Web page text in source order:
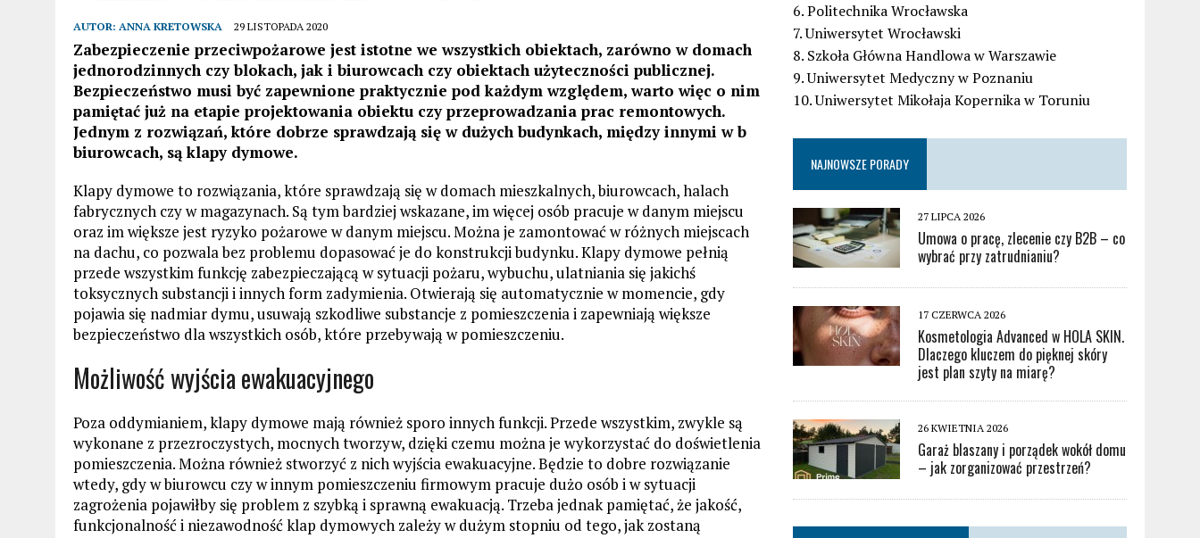
AUTOR: ANNA KRETOWSKA 29 LISTOPADA 2020
Zabezpieczenie przeciwpożarowe jest istotne we wszystkich obiektach, zarówno w domach
jednorodzinnych czy blokach, jak i biurowcach czy obiektach użyteczności publicznej.
Bezpieczeństwo musi być zapewnione praktycznie pod każdym względem, warto więc o nim
pamiętać już na etapie projektowania obiektu czy przeprowadzania prac remontowych.
Jednym z rozwiązań, które dobrze sprawdzają się w dużych budynkach, między innymi w b
biurowcach, są klapy dymowe.
Klapy dymowe to rozwiązania, które sprawdzają się w domach mieszkalnych, biurowcach, halach
fabrycznych czy w magazynach. Są tym bardziej wskazane, im więcej osób pracuje w danym miejscu
oraz im większe jest ryzyko pożarowe w danym miejscu. Można je zamontować w różnych miejscach
na dachu, co pozwala bez problemu dopasować je do konstrukcji budynku. Klapy dymowe pełnią
przede wszystkim funkcję zabezpieczającą w sytuacji pożaru, wybuchu, ulatniania się jakichś
toksycznych substancji i innych form zadymienia. Otwierają się automatycznie w momencie, gdy
pojawia się nadmiar dymu, usuwają szkodliwe substancje z pomieszczenia i zapewniają większe
bezpieczeństwo dla wszystkich osób, które przebywają w pomieszczeniu.
Możliwość wyjścia ewakuacyjnego
Poza oddymianiem, klapy dymowe mają również sporo innych funkcji. Przede wszystkim, zwykle są
wykonane z przezroczystych, mocnych tworzyw, dzięki czemu można je wykorzystać do doświetlenia
pomieszczenia. Można również stworzyć z nich wyjścia ewakuacyjne. Będzie to dobre rozwiązanie
wtedy, gdy w biurowcu czy w innym pomieszczeniu firmowym pracuje dużo osób i w sytuacji
zagrożenia pojawiłby się problem z szybką i sprawną ewakuacją. Trzeba jednak pamiętać, że jakość,
funkcjonalność i niezawodność klap dymowych zależy w dużym stopniu od tego, jak zostaną
6. Politechnika Wrocławska
7. Uniwersytet Wrocławski
8. Szkoła Główna Handlowa w Warszawie
9. Uniwersytet Medyczny w Poznaniu
10. Uniwersytet Mikołaja Kopernika w Toruniu
NAJNOWSZE PORADY
27 LIPCA 2026
Umowa o pracę, zlecenie czy B2B – co
wybrać przy zatrudnianiu?
17 CZERWCA 2026
Kosmetologia Advanced w HOLA SKIN.
Dlaczego kluczem do pięknej skóry
jest plan szyty na miarę?
26 KWIETNIA 2026
Garaż blaszany i porządek wokół domu
– jak zorganizować przestrzeń?